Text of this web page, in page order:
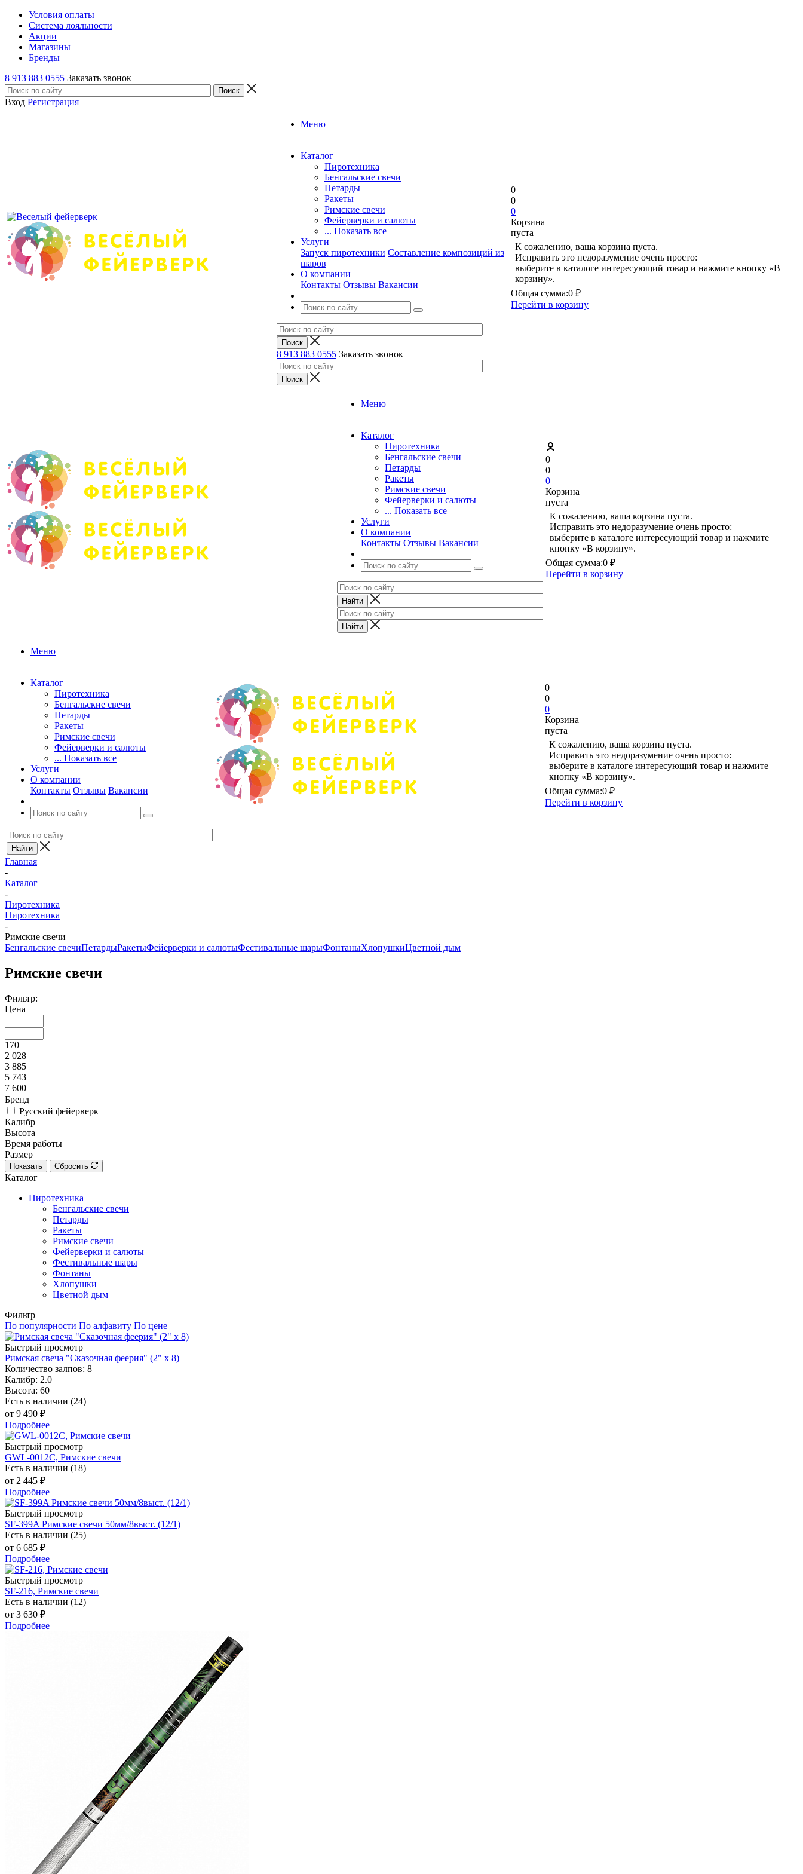
Условия оплаты
Система лояльности
Акции
Магазины
Бренды
8 913 883 0555 Заказать звонок
Вход Регистрация
Меню
Каталог
Пиротехника
Бенгальские свечи
Петарды
Ракеты
Римские свечи
Фейерверки и салюты
... Показать все
Услуги
Запуск пиротехники Составление композиций из
шаров
О компании
Контакты Отзывы Вакансии
8 913 883 0555 Заказать звонок
0
0
0
Корзина
пуста
К сожалению, ваша корзина пуста.
Исправить это недоразумение очень просто:
выберите в каталоге интересующий товар и нажмите кнопку «В
корзину».
Общая сумма:0 ₽
Перейти в корзину
Меню
Каталог
Пиротехника
Бенгальские свечи
Петарды
Ракеты
Римские свечи
Фейерверки и салюты
... Показать все
Услуги
О компании
Контакты Отзывы Вакансии
0
0
0
Корзина
пуста
К сожалению, ваша корзина пуста.
Исправить это недоразумение очень просто:
выберите в каталоге интересующий товар и нажмите
кнопку «В корзину».
Общая сумма:0 ₽
Перейти в корзину
Меню
Каталог
Пиротехника
Бенгальские свечи
Петарды
Ракеты
Римские свечи
Фейерверки и салюты
... Показать все
Услуги
О компании
Контакты Отзывы Вакансии
0
0
0
Корзина
пуста
К сожалению, ваша корзина пуста.
Исправить это недоразумение очень просто:
выберите в каталоге интересующий товар и нажмите
кнопку «В корзину».
Общая сумма:0 ₽
Перейти в корзину
Главная
-
Каталог
-
Пиротехника
Пиротехника
-
Римские свечи
Бенгальские свечиПетардыРакетыФейерверки и салютыФестивальные шарыФонтаныХлопушкиЦветной дым
Римские свечи
Фильтр:
Цена
170
2 028
3 885
5 743
7 600
Бренд
Русский фейерверк
Калибр
Высота
Время работы
Размер
Показать Сбросить
Каталог
Пиротехника
Бенгальские свечи
Петарды
Ракеты
Римские свечи
Фейерверки и салюты
Фестивальные шары
Фонтаны
Хлопушки
Цветной дым
Фильтр
По популярности По алфавиту По цене
Быстрый просмотр
Римская свеча "Сказочная феерия" (2" х 8)
Количество залпов: 8
Калибр: 2.0
Высота: 60
Есть в наличии (24)
от 9 490 ₽
Подробнее
Быстрый просмотр
GWL-0012C, Римские свечи
Есть в наличии (18)
от 2 445 ₽
Подробнее
Быстрый просмотр
SF-399A Римские свечи 50мм/8выст. (12/1)
Есть в наличии (25)
от 6 685 ₽
Подробнее
Быстрый просмотр
SF-216, Римские свечи
Есть в наличии (12)
от 3 630 ₽
Подробнее